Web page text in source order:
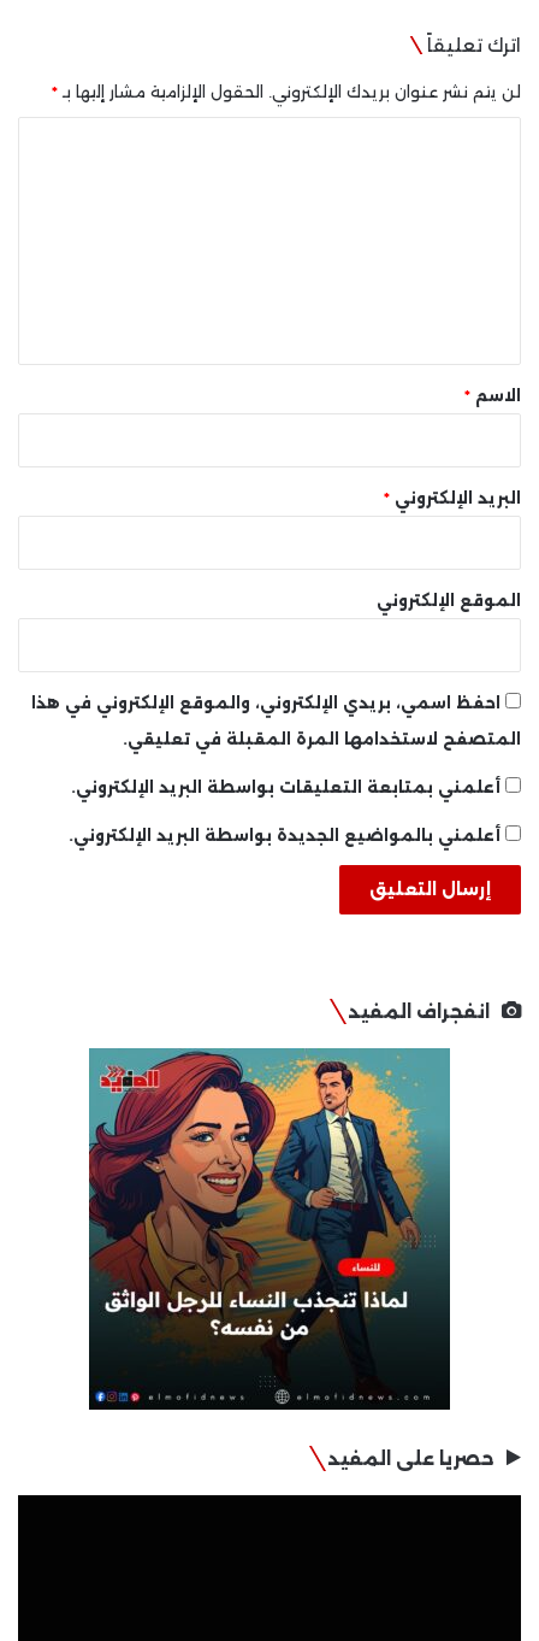
اترك تعليقاً
لن يتم نشر عنوان بريدك الإلكتروني. الحقول الإلزامية مشار إليها بـ *
* الاسم *
البريد الإلكتروني *
الموقع الإلكتروني
احفظ اسمي، بريدي الإلكتروني، والموقع الإلكتروني في هذا
المتصفح لاستخدامها المرة المقبلة في تعليقي.
أعلمني بمتابعة التعليقات بواسطة البريد الإلكتروني.
أعلمني بالمواضيع الجديدة بواسطة البريد الإلكتروني.
انفجراف المفيد
حصريا على المفيد